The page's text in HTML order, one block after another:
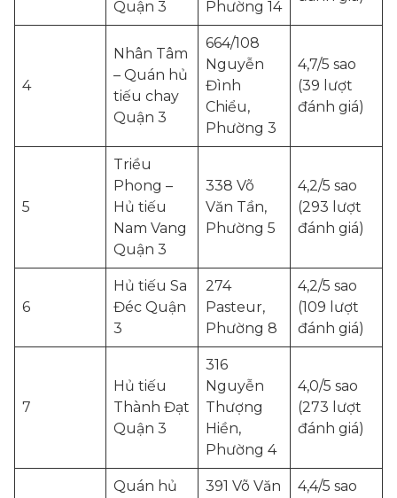
Quận 3
Phường 14
4
Nhân Tâm
– Quán hủ
tiếu chay
Quận 3
664/108
Nguyễn
Đình
Chiểu,
Phường 3
4,7/5 sao
(39 lượt
đánh giá)
5
Triều
Phong –
Hủ tiếu
Nam Vang
Quận 3
338 Võ
Văn Tần,
Phường 5
4,2/5 sao
(293 lượt
đánh giá)
6
Hủ tiếu Sa
Đéc Quận
3
274
Pasteur,
Phường 8
4,2/5 sao
(109 lượt
đánh giá)
7
Hủ tiếu
Thành Đạt
Quận 3
316
Nguyễn
Thượng
Hiền,
Phường 4
4,0/5 sao
(273 lượt
đánh giá)
Quán hủ
391 Võ Văn
4,4/5 sao